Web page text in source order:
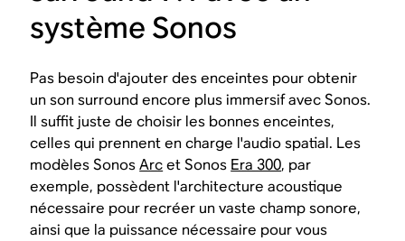
système Sonos
Pas besoin d'ajouter des enceintes pour obtenir
un son surround encore plus immersif avec Sonos.
Il suffit juste de choisir les bonnes enceintes,
celles qui prennent en charge l'audio spatial. Les
modèles SonosArcet Sonos Era 300, par
exemple, possèdent l'architecture acoustique
nécessaire pour recréer un vaste champ sonore,
ainsi que la puissance nécessaire pour vous